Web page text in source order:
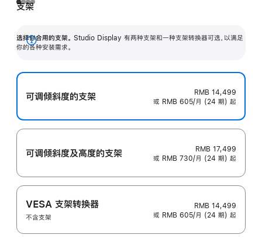
支架
选择你合用的支架。 Studio Display 有两种支架和一种支架转换器可选，以满足
你的各种安装需求。
展
可调倾斜度的支架
RMB 14,499
或 RMB 605/月 (24 期) 起
可调倾斜度及高‍度的支‍架
RMB 17,499
或 RMB 730/月 (24 期) 起
VESA 支架转换器
不含支架
RMB 14,499
或 RMB 605/月 (24 期) 起